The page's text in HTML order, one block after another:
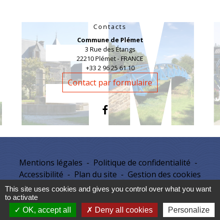
Contacts
Commune de Plémet
3 Rue des Étangs
22210 Plémet - FRANCE
+33 2 96 25 61 10
Contact par formulaire
Mentions légales - Politique de confidentialité -
Accessibilité - Plan du site - Gestion des cookies
Site créé en partenariat avec Réseau des Communes
This site uses cookies and gives you control over what you want
to activate
OK, accept all
Deny all cookies Personalize